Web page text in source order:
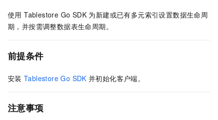
使用 Tablestore Go SDK 为新建或已有多元索引设置数据生命周
期，并按需调整数据表生命周期。
前提条件
安装 Tablestore Go SDK 并初始化客户端。
注意事项